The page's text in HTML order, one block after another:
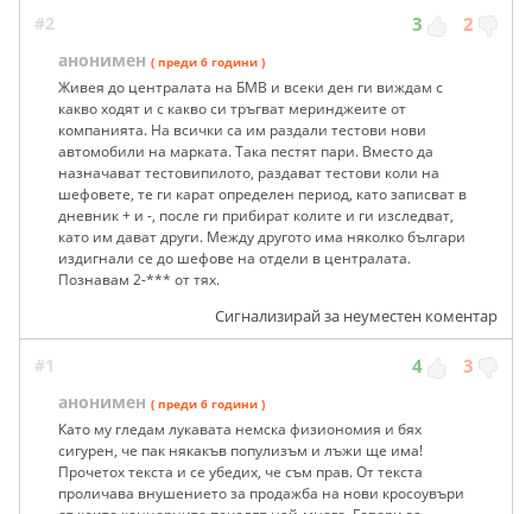
#2 3 2
анонимен ( преди 6 години )
Живея до централата на БМВ и всеки ден ги виждам с
какво ходят и с какво си тръгват меринджеите от
компанията. На всички са им раздали тестови нови
автомобили на марката. Така пестят пари. Вместо да
назначават тестовипилото, раздават тестови коли на
шефовете, те ги карат определен период, като записват в
дневник + и -, после ги прибират колите и ги изследват,
като им дават други. Между другото има няколко българи
издигнали се до шефове на отдели в централата.
Познавам 2-*** от тях.
Сигнализирай за неуместен коментар
#1 4 3
анонимен ( преди 6 години )
Като му гледам лукавата немска физиономия и бях
сигурен, че пак някакъв популизъм и лъжи ще има!
Прочетох текста и се убедих, че съм прав. От текста
проличава внушението за продажба на нови кросоувъри